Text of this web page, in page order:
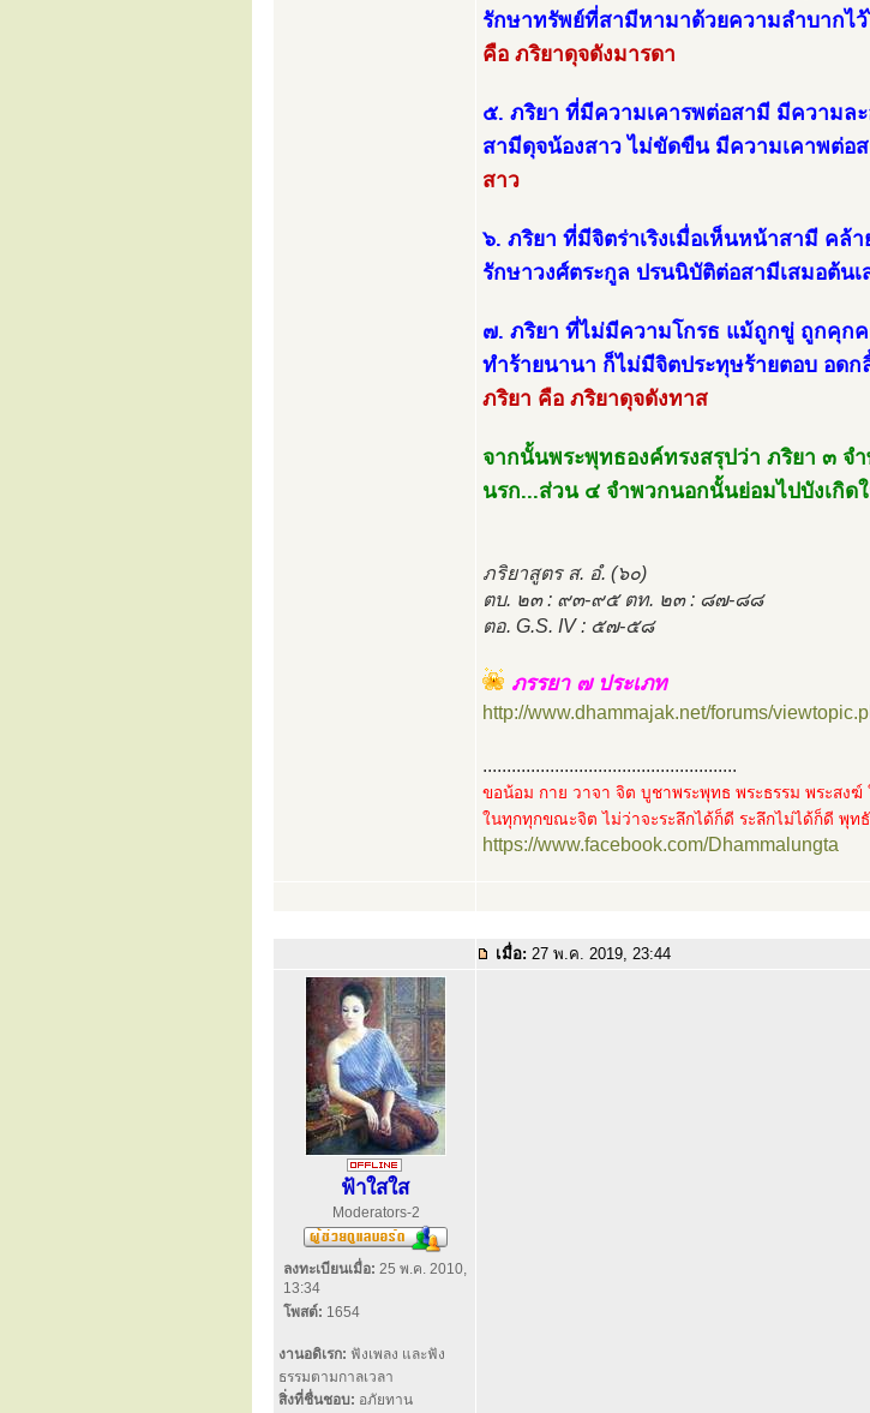
รักษาทรัพย์ที่สามีหามาด้วยความลำบากไว้
คือ ภริยาดุจดังมารดา
๕. ภริยา ที่มีความเคารพต่อสามี มีความล
สามีดุจน้องสาว ไม่ขัดขืน มีความเคาพต่อ
สาว
๖. ภริยา ที่มีจิตร่าเริงเมื่อเห็นหน้าสามี คล้
รักษาวงศ์ตระกูล ปรนนิบัติต่อสามีเสมอต้น
๗. ภริยา ที่ไม่มีความโกรธ แม้ถูกขู่ ถูกคุก
ทำร้ายนานา ก็ไม่มีจิตประทุษร้ายตอบ อด
ภริยา คือ ภริยาดุจดังทาส
จากนั้นพระพุทธองค์ทรงสรุปว่า ภริยา ๓ จ
นรก...ส่วน ๔ จำพวกนอกนั้นย่อมไปบังเกิด
ภริยาสูตร ส. อํ. (๖๐)
ตบ. ๒๓ : ๙๓-๙๕ ตท. ๒๓ : ๘๗-๘๘
ตอ. G.S. IV : ๕๗-๕๘
ภรรยา ๗ ประเภท
http://www.dhammajak.net/forums/
.....................................................
ขอน้อม กาย วาจา จิต บูชาพระพุทธ พระธรรม พระสงฆ์
ในทุกทุกขณะจิต ไม่ว่าจะระลึกได้ก็ดี ระลึกไม่ได้ก็ดี พุท
https://www.facebook.com/Dhammalungta
เมื่อ: 27 พ.ค. 2019, 23:44
ฟ้าใสใส
Moderators-2
ลงทะเบียนเมื่อ: 25 พ.ค. 2010,
13:34
โพสต์: 1654
งานอดิเรก: ฟังเพลง และฟัง
ธรรมตามกาลเวลา
สิ่งที่ชื่นชอบ: อภัยทาน